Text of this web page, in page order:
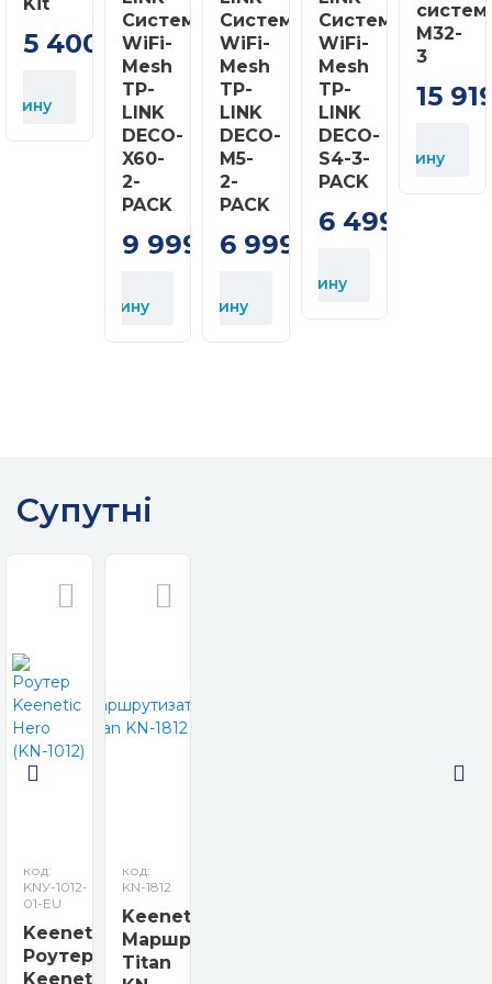
Маса пристрою 244 г
Діапазон робочих
температур
0–40 °С
навколишнього повітря
при роботі
20–95% (без
конденсації)
електроживлення
100–240 В 50/60
Keenetic Buddy 6 SE KN-4410 – сучасний Mesh-
мережі. Підтримує дводіапазонний Wi-Fi 2,4 + 5 ГГц,
забезпечує високу швидкість передачі даних до 2402
підтримує технології MU-MIMO, Beamforming та
OFDMA для стабільного з’єднання всіх клієнтів. Buddy
6 легко інтегрується в систему Keenetic Mesh Wi-Fi,
забезпечуючи безшовний роумінг 802.11k/r/v та
централізоване керування через мобільний додаток
або хмарний сервіс. Порт Gigabit Ethernet забезпечує
5 400 грн
Система
WiFi-
Mesh
TP-
LINK
DECO-
X60-
2-
PACK
9 999
грн
корзину
Система
WiFi-
Mesh
TP-
LINK
DECO-
M5-
2-
PACK
6 999
корзину
Система
WiFi-
Mesh
TP-
LINK
DECO-
S4-3-
PACK
6 499
корзину
M32-
3
15
У
корзину
Супутні
код:
KNУ-1012-
01-EU
Keenetic
Роутер
Keenetic
код:
KN-1812
Keenetic
Маршрутизатор
Titan